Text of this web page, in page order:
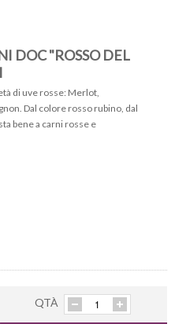
DOC "ROSSO DEL
di uve rosse: Merlot,
Dal colore rosso rubino, dal
bene a carni rosse e
QTÀ